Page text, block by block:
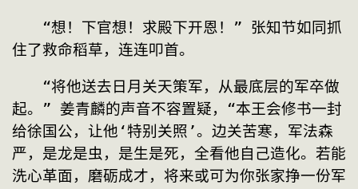
“想！下官想！求殿下开恩！” 张知节如同抓
住了救命稻草，连连叩首。
“将他送去日月关天策军，从最底层的军卒做
起。” 姜青麟的声音不容置疑，“本王会修书一封
给徐国公，让他‘特别关照’。边关苦寒，军法森
严，是龙是虫，是生是死，全看他自己造化。若能
洗心革面，磨砺成才，将来或可为你张家挣一份军